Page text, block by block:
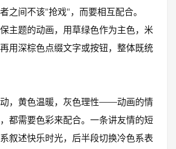
之间不该"抢戏"，而要相互配合。
主题的动画，用草绿色作为主色，米
用深棕色点缀文字或按钮，整体既统
，黄色温暖，灰色理性——动画的情
都需要色彩来配合。一条讲友情的短
叙述快乐时光，后半段切换冷色系表